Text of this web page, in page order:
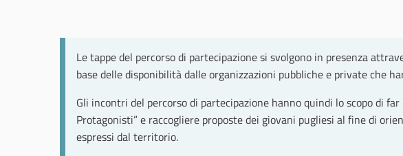
Le tappe del percorso di partecipazione si svolgono in presenza
base delle disponibilità dalle organizzazioni pubbliche e private che
Gli incontri del percorso di partecipazione hanno quindi lo scopo di
Protagonisti” e raccogliere proposte dei giovani pugliesi al fine di
espressi dal territorio.